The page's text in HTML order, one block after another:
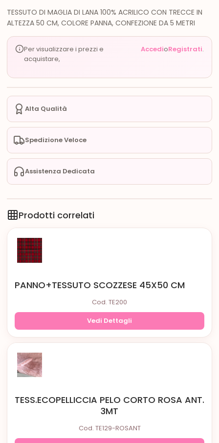
TESSUTO DI MAGLIA DI LANA 100% ACRILICO CON TRECCE IN
ALTEZZA 50 CM, COLORE PANNA, CONFEZIONE DA 5 METRI
Per visualizzare i prezzi e
acquistare,
AccedioRegistrati.
Alta Qualità
Spedizione Veloce
Assistenza Dedicata
Prodotti correlati
PANNO+TESSUTO SCOZZESE 45X50 CM
Cod. TE200
Vedi Dettagli
TESS.ECOPELLICCIA PELO CORTO ROSA ANT.
3MT
Cod. TE129-ROSANT